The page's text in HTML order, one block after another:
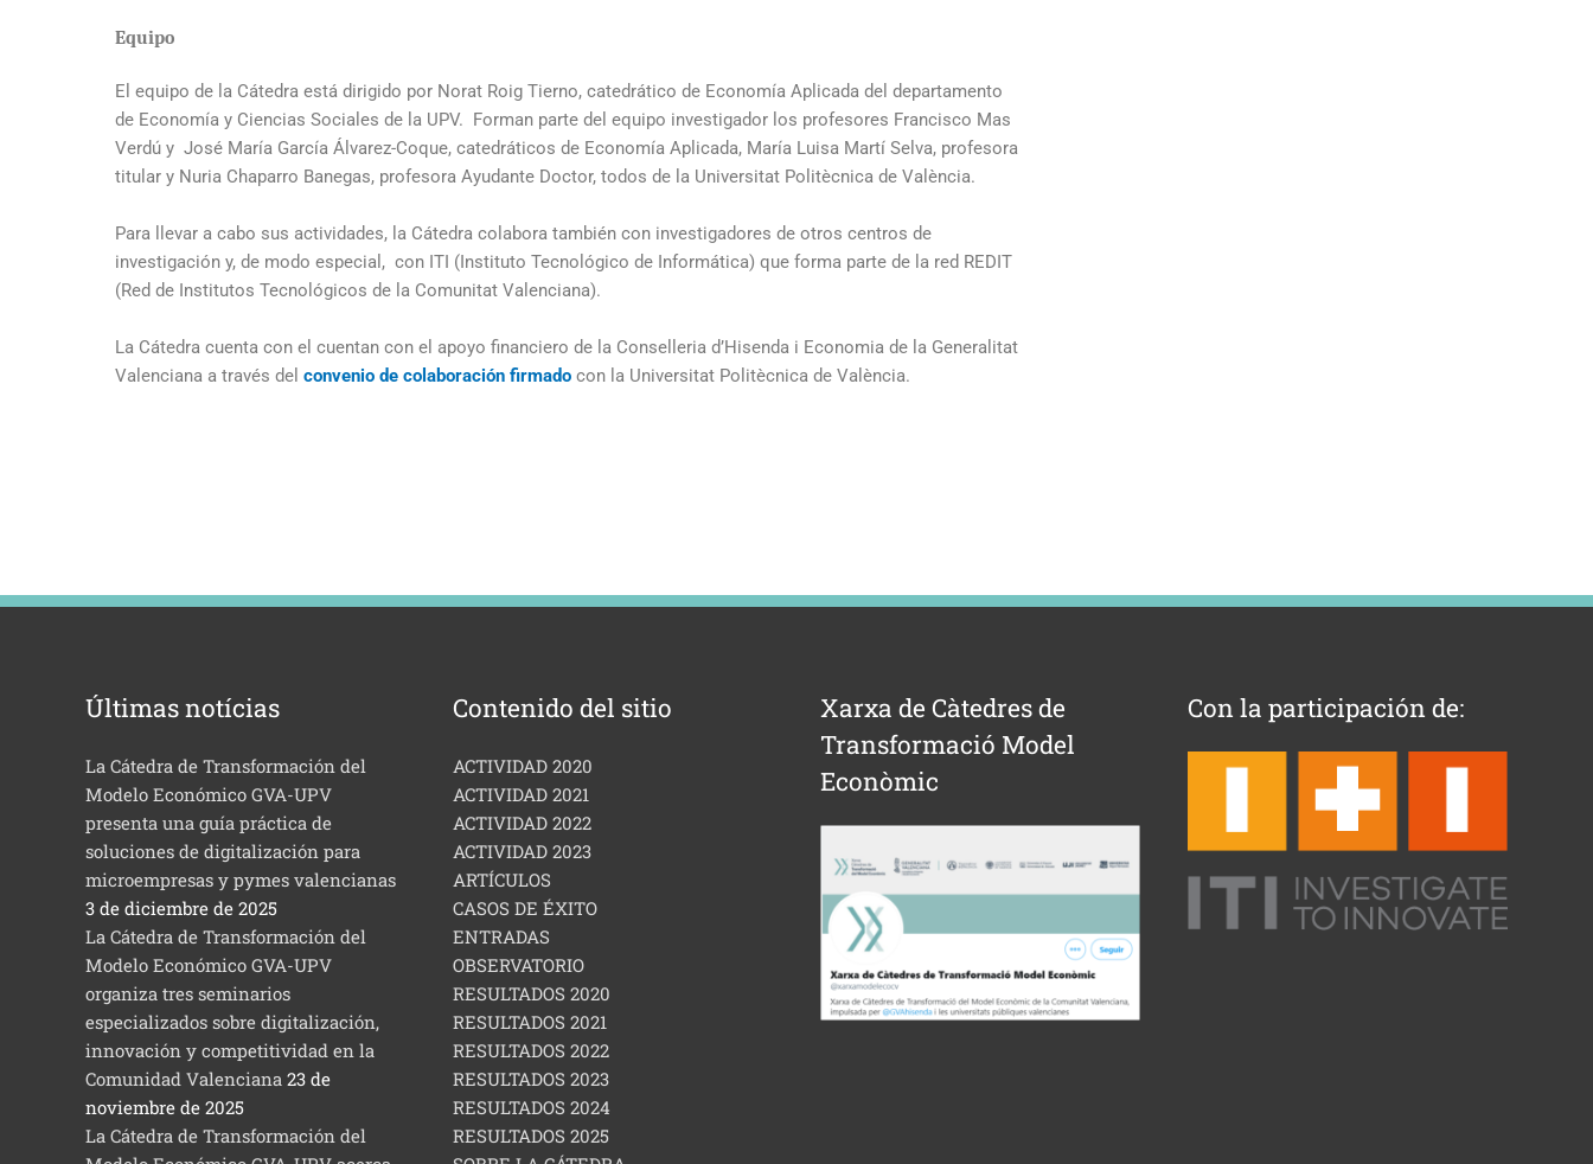
Equipo
El equipo de la Cátedra está dirigido por Norat Roig Tierno, catedrático de Economía Aplicada del departamento
de Economía y Ciencias Sociales de la UPV. Forman parte del equipo investigador los profesores Francisco Mas
Verdú y José María García Álvarez-Coque, catedráticos de Economía Aplicada, María Luisa Martí Selva, profesora
titular y Nuria Chaparro Banegas, profesora Ayudante Doctor, todos de la Universitat Politècnica de València.
Para llevar a cabo sus actividades, la Cátedra colabora también con investigadores de otros centros de
investigación y, de modo especial, con ITI (Instituto Tecnológico de Informática) que forma parte de la red REDIT
(Red de Institutos Tecnológicos de la Comunitat Valenciana).
La Cátedra cuenta con el cuentan con el apoyo financiero de la Conselleria d’Hisenda i Economia de la Generalitat
Valenciana a través del convenio de colaboración firmado con la Universitat Politècnica de València.
Últimas notícias
La Cátedra de Transformación del
Modelo Económico GVA-UPV
presenta una guía práctica de
soluciones de digitalización para
microempresas y pymes valencianas
3 de diciembre de 2025
La Cátedra de Transformación del
Modelo Económico GVA-UPV
organiza tres seminarios
especializados sobre digitalización,
innovación y competitividad en la
Comunidad Valenciana 23 de
noviembre de 2025
La Cátedra de Transformación del
Contenido del sitio
ACTIVIDAD 2020
ACTIVIDAD 2021
ACTIVIDAD 2022
ACTIVIDAD 2023
ARTÍCULOS
CASOS DE ÉXITO
ENTRADAS
OBSERVATORIO
RESULTADOS 2020
RESULTADOS 2021
RESULTADOS 2022
RESULTADOS 2023
RESULTADOS 2024
RESULTADOS 2025
Xarxa de Càtedres de
Transformació Model
Econòmic
Con la participación de: